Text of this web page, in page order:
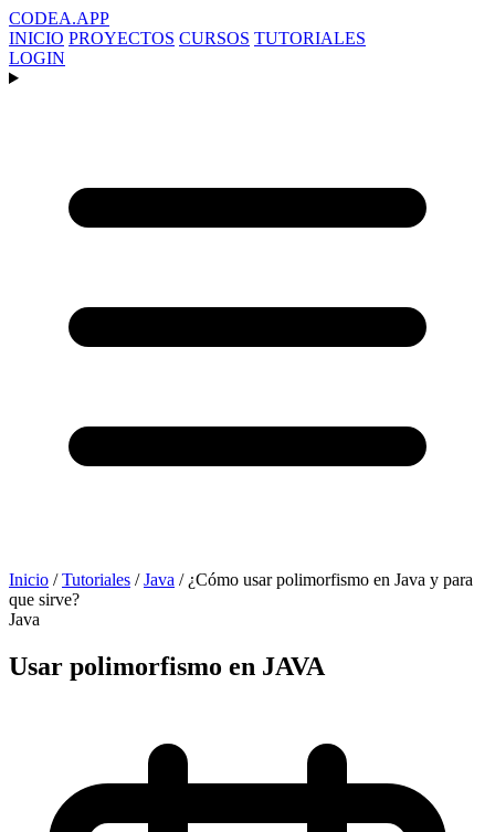
CODEA.APP
INICIO PROYECTOS CURSOS TUTORIALES
LOGIN
Inicio / Tutoriales / Java / ¿Cómo usar polimorfismo en Java y para
que sirve?
Java
Usar polimorfismo en JAVA